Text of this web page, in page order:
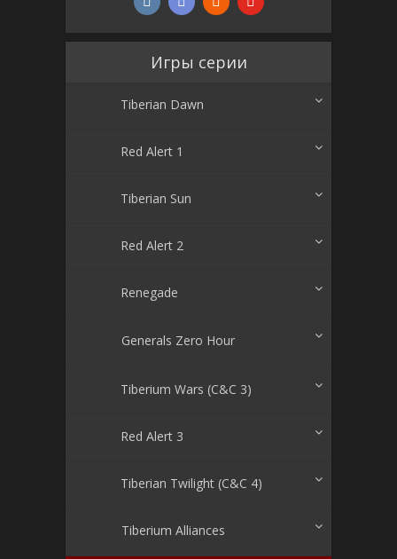
Игры серии
Tiberian Dawn
Red Alert 1
Tiberian Sun
Red Alert 2
Renegade
Generals Zero Hour
Tiberium Wars (C&C 3)
Red Alert 3
Tiberian Twilight (C&C 4)
Tiberium Alliances